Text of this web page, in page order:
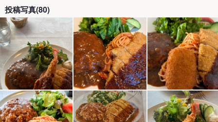
投稿写真(80)